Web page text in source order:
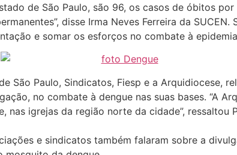
de São Paulo, são 96, os casos de óbitos
disse Irma Neves Ferreira da
e somar os esforços no combate à
São Paulo, Sindicatos, Fiesp e a Arquidiocese,
no combate à dengue nas suas bases. “A
igrejas da região norte da cidade”, ressaltou
e sindicatos também falaram sobre a